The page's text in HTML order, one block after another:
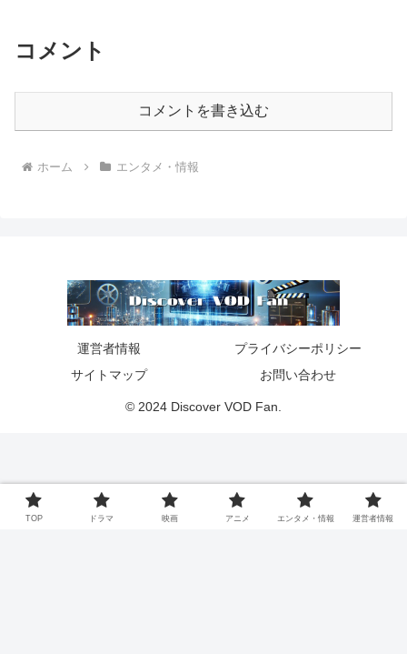
コメント
コメントを書き込む
ホーム エンタメ・情報
運営者情報
プライバシーポリシー
サイトマップ
お問い合わせ
© 2024 Discover VOD Fan.
TOP ドラマ 映画 アニメ エンタメ・情報 運営者情報